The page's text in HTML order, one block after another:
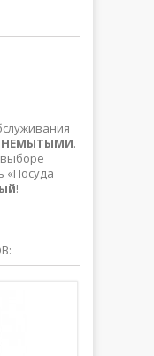
НЕМЫТЫМИ.
«Посуда
!